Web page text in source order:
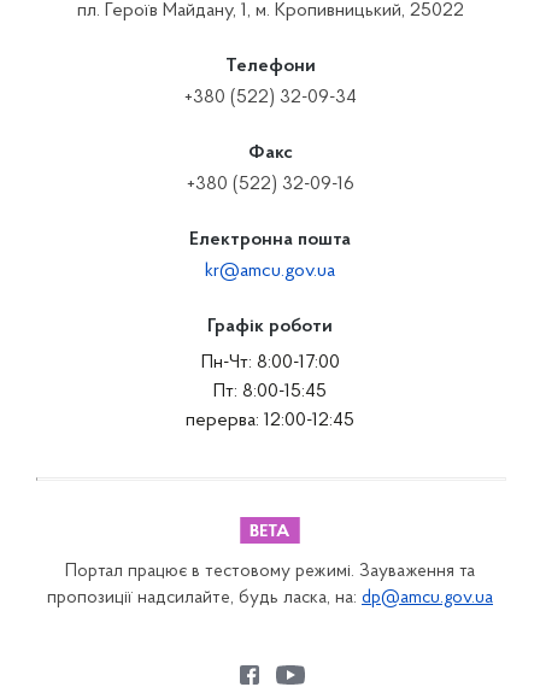
пл. Героїв Майдану, 1, м. Кропивницький, 25022
Телефони
+380 (522) 32-09-34
Факс
+380 (522) 32-09-16
Електронна пошта
kr@amcu.gov.ua
Графік роботи
Пн-Чт: 8:00-17:00
Пт: 8:00-15:45
перерва: 12:00-12:45
Портал працює в тестовому режимі. Зауваження та
пропозиції надсилайте, будь ласка, на: dp@amcu.gov.ua